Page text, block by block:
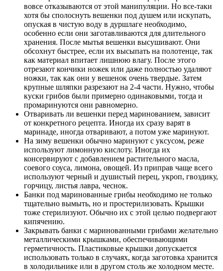
вовсе отказываются от этой манипуляции. Но все-таки
хотя бы сполоснуть вешенки под душем или искупать,
опуская в чистую воду в дуршлаге необходимо,
особенно если они заготавливаются для длительного
хранения. После мытья вешенки высушивают. Они
обсохнут быстрее, если их высыпать на полотенце, так
как материал впитает лишнюю влагу. После этого
отрезают кончики ножек или даже полностью удаляют
ножки, так как они у вешенок очень твердые. Затем
крупные шляпки разрезают на 2-4 части. Нужно, чтобы
куски грибов были примерно одинаковыми, тогда и
промаринуются они равномерно.
Отваривать ли вешенки перед маринованием, зависит
от конкретного рецепта. Иногда их сразу варят в
маринаде, иногда отваривают, а потом уже маринуют.
На зиму вешенки обычно маринуют с уксусом, реже
используют лимонную кислоту. Иногда их
консервируют с добавлением растительного масла,
соевого соуса, лимона, овощей. Из приправ чаще всего
используют черный и душистый перец, укроп, гвоздику,
горчицу, листья лавра, чеснок.
Банки под маринованные грибы необходимо не только
тщательно вымыть, но и простерилизовать. Крышки
тоже стерилизуют. Обычно их с этой целью подвергают
кипячению.
Закрывать банки с маринованными грибами желательно
металлическими крышками, обеспечивающими
герметичность. Пластиковые крышки допускается
использовать только в случаях, когда заготовка хранится
в холодильнике или в другом столь же холодном месте.